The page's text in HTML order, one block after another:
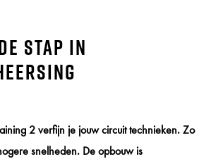
stap in
2 verfijn je jouw circuit technieken. Zo
snelheden. De opbouw is